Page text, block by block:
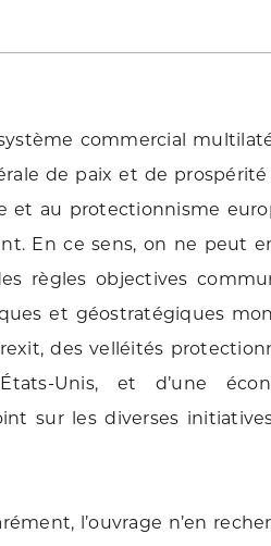
commercial
de paix et de prospérité
au protectionnisme
En ce sens, on ne peut
règles objectives
et géostratégiques
des velléités
Unis, et d’une
sur les diverses
l’ouvrage n’en